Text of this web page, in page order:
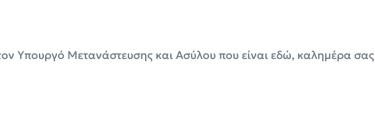
Υπουργό Μετανάστευσης και Ασύλου που είναι εδώ, καλημέρα σας